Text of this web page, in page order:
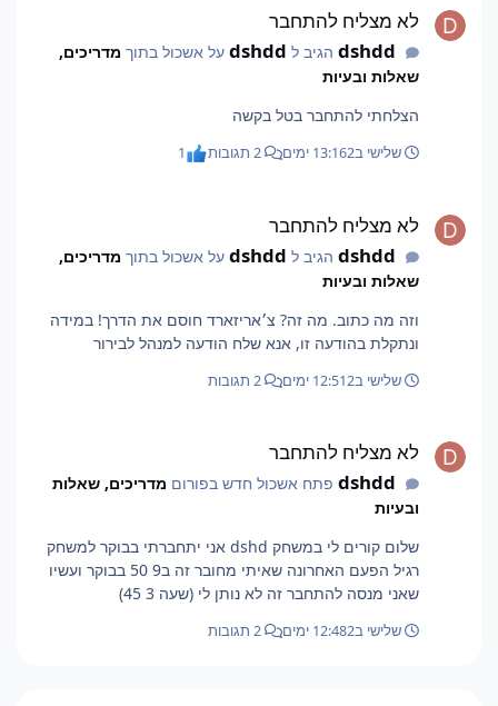
לא מצליח להתחבר
dshddהגיב ל dshddעל אשכול בתוך מדריכים,
שאלות ובעיות
הצלחתי להתחבר בטל בקשה
שלישי ב13:162 ימים 1
לא מצליח להתחבר
dshddהגיב ל dshddעל אשכול בתוך מדריכים,
שאלות ובעיות
וזה מה כתוב. מה זה? צ׳אריזארד חוסם את הדרך! במידה
ונתקלת בהודעה זו, אנא שלח הודעה למנהל לבירור
שלישי ב12:512 ימים
לא מצליח להתחבר
dshddפתח אשכול חדש בפורום מדריכים, שאלות
ובעיות
שלום קורים לי במשחק dshd אני יתחברתי בבוקר למשחק
רגיל הפעם האחרונה שאיתי מחובר זה ב9 50 בבוקר ועשיו
שאני מנסה להתחבר זה לא נותן לי (שעה 3 45)
שלישי ב12:482 ימים